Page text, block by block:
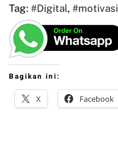
Tag: #Digital, #motivasi
Bagikan ini:
X Facebook